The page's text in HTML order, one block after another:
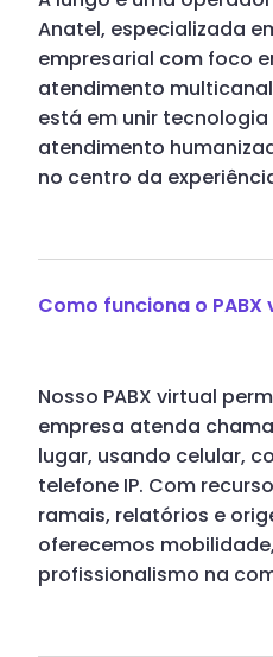
Anatel, especializada
empresarial com foco
atendimento
está em unir
atendimento
no centro da
Como funciona o
Nosso PABX virtual
empresa atenda
lugar, usando celular,
telefone IP. Com
ramais, relatórios e
oferecemos
profissionalismo na